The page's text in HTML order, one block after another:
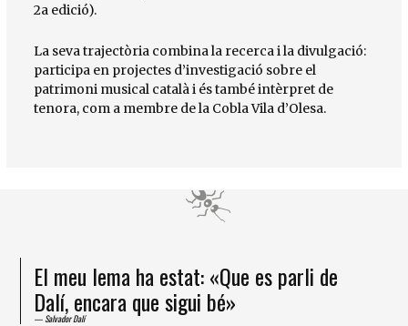
2a edició).
La seva trajectòria combina la recerca i la divulgació:
participa en projectes d’investigació sobre el
patrimoni musical català i és també intèrpret de
tenora, com a membre de la Cobla Vila d’Olesa.
El meu lema ha estat: «Que es parli de
Dalí, encara que sigui bé»
Salvador Dalí